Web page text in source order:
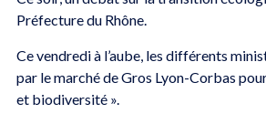
Préfecture du Rhône.
Ce vendredi à l’aube, les différents
par le marché de Gros Lyon-Corbas
et biodiversité ».